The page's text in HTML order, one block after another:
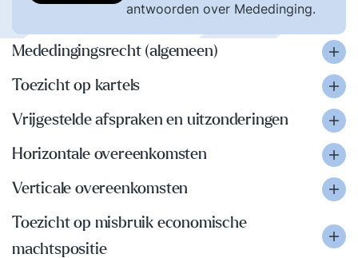
antwoorden over Mededinging.
Mededingingsrecht (algemeen)
Toezicht op kartels
Vrijgestelde afspraken en uitzonderingen
Horizontale overeenkomsten
Verticale overeenkomsten
Toezicht op misbruik economische
machtspositie